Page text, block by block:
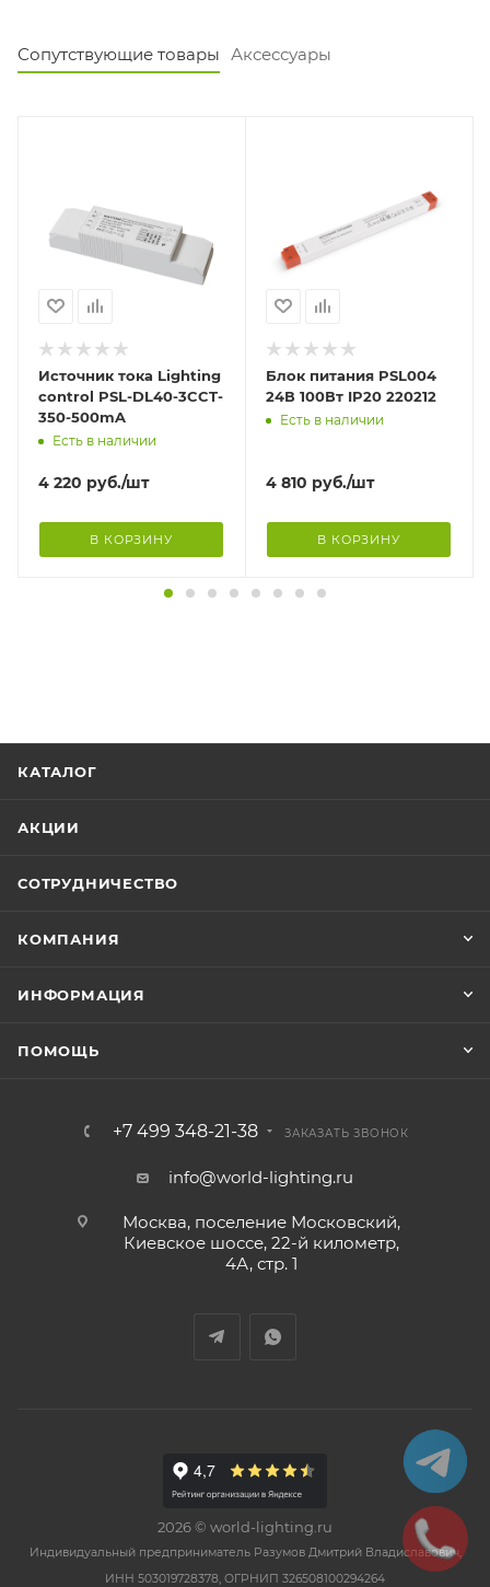
Сопутствующие товары Аксессуары
Источник тока Lighting
control PSL-DL40-3CCT-
350-500mA
Есть в наличии
4 220 руб./шт
В КОРЗИНУ
Блок питания PSL004
24В 100Вт IP20 220212
Есть в наличии
4 810 руб./шт
В КОРЗИНУ
КАТАЛОГ
АКЦИИ
СОТРУДНИЧЕСТВО
КОМПАНИЯ
ИНФОРМАЦИЯ
ПОМОЩЬ
+7 499 348-21-38 ЗАКАЗАТЬ ЗВОНОК
info@world-lighting.ru
Москва, поселение Московский,
Киевское шоссе, 22-й километр,
4А, стр. 1
2026 © world-lighting.ru
Индивидуальный предприниматель Разумов Дмитрий Владиславович,
ИНН 503019728378, ОГРНИП 326508100294264